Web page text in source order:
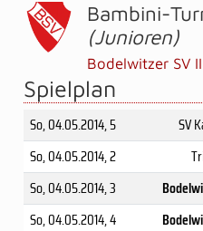
Bambini-
(Junioren)
Bodelwitzer SV II
Spielplan
So, 04.05.2014, 5 SV
So, 04.05.2014, 2
So, 04.05.2014, 3
So, 04.05.2014, 4